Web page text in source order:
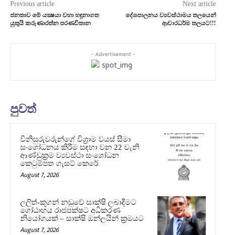
Previous article
ජනතාව මේ යක්‍ෂයා වහා හඳුනාගත
යුතුයි කරුණාරත්න පරණවිතාන
Next article
දේශපාලනය ව්‍යවස්ථාමය තලයෙන්
ආචාරධර්ම තලයට!!!
- Advertisement -
පුවත්
විනිසුරුවරුන්ගේ විශ්‍රාම වයස් සීමා
සංශෝධනය කිරීම සඳහා වන 22 වැනි
ආණ්ඩුක්‍රම ව්‍යවස්ථා සංශෝධන
කෙටුම්පත ගැසට් කෙරේ
August 7, 2026
ලලිත්-කූගන් නඩුවේ සාක්ෂි ලබාදීමට
ගෝඨාභය රාජපක්ෂට අධිකරණ
නියෝගයක් – සාක්ෂි ඔන්ලයින් ක්‍රමයට
August 7, 2026